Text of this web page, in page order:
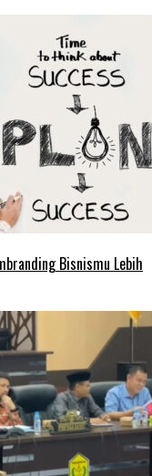
Bisnismu Lebih